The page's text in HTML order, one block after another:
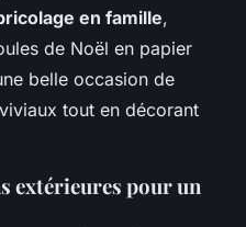
en famille,
de Noël en papier
belle occasion de
tout en décorant
extérieures pour un